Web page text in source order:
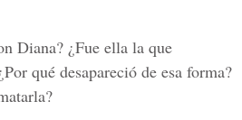
Diana? ¿Fue ella la que
qué desapareció de esa forma?